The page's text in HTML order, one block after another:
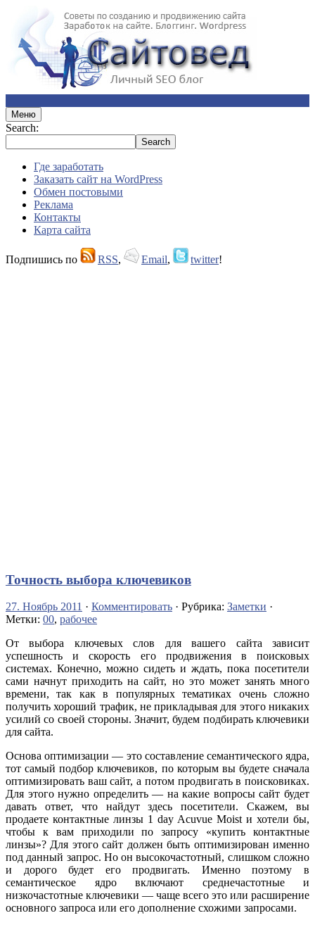
Меню
Search:
Где заработать
Заказать сайт на WordPress
Обмен постовыми
Реклама
Контакты
Карта сайта
Подпишись по RSS, Email, twitter!
Точность выбора ключевиков
27. Ноябрь 2011 · Комментировать · Рубрика: Заметки ·
Метки: 00, рабочее
От выбора ключевых слов для вашего сайта зависит
успешность и скорость его продвижения в поисковых
системах. Конечно, можно сидеть и ждать, пока посетители
сами начнут приходить на сайт, но это может занять много
времени, так как в популярных тематиках очень сложно
получить хороший трафик, не прикладывая для этого никаких
усилий со своей стороны. Значит, будем подбирать ключевики
для сайта.
Основа оптимизации — это составление семантического ядра,
тот самый подбор ключевиков, по которым вы будете сначала
оптимизировать ваш сайт, а потом продвигать в поисковиках.
Для этого нужно определить — на какие вопросы сайт будет
давать ответ, что найдут здесь посетители. Скажем, вы
продаете контактные линзы 1 day Acuvue Moist и хотели бы,
чтобы к вам приходили по запросу «купить контактные
линзы»? Для этого сайт должен быть оптимизирован именно
под данный запрос. Но он высокочастотный, слишком сложно
и дорого будет его продвигать. Именно поэтому в
семантическое ядро включают среднечастотные и
низкочастотные ключевики — чаще всего это или расширение
основного запроса или его дополнение схожими запросами.